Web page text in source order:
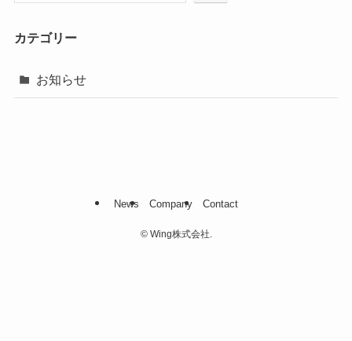
カテゴリー
お知らせ
News Company Contact
©Wing株式会社.